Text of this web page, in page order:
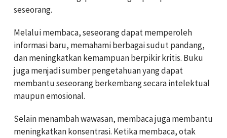
seseorang.
Melalui membaca, seseorang dapat memperoleh
informasi baru, memahami berbagai sudut pandang,
dan meningkatkan kemampuan berpikir kritis. Buku
juga menjadi sumber pengetahuan yang dapat
membantu seseorang berkembang secara intelektual
maupun emosional.
Selain menambah wawasan, membaca juga membantu
meningkatkan konsentrasi. Ketika membaca, otak